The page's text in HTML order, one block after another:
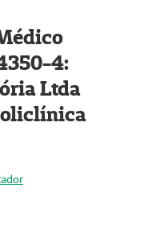
4:
Ltda